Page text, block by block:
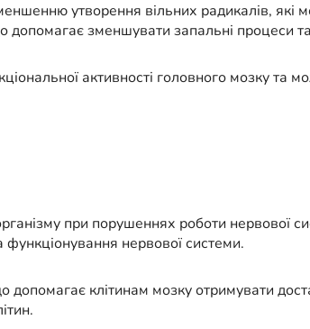
утворення вільних радикалів,
допомагає зменшувати запальні процеси
активності головного мозку
при порушеннях роботи нервової
нервової системи.
клітинам мозку отримувати